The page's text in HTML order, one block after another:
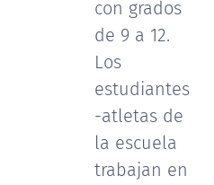
con grados
de 9 a 12.
Los
estudiantes
-atletas de
la escuela
trabajan en